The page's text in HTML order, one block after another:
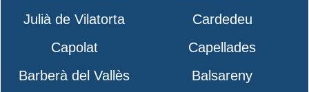
Julià de Vilatorta
Cardedeu
Capolat
Capellades
Barberà del Vallès
Balsareny